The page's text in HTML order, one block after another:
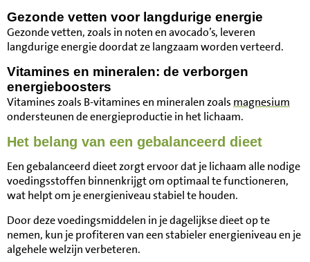
Gezonde vetten voor langdurige energie
Gezonde vetten, zoals in noten en avocado’s, leveren
langdurige energie doordat ze langzaam worden verteerd.
Vitamines en mineralen: de verborgen
energieboosters
Vitamines zoals B-vitamines en mineralen zoals magnesium
ondersteunen de energieproductie in het lichaam.
Het belang van een gebalanceerd dieet
Een gebalanceerd dieet zorgt ervoor dat je lichaam alle nodige
voedingsstoffen binnenkrijgt om optimaal te functioneren,
wat helpt om je energieniveau stabiel te houden.
Door deze voedingsmiddelen in je dagelijkse dieet op te
nemen, kun je profiteren van een stabieler energieniveau en je
algehele welzijn verbeteren.